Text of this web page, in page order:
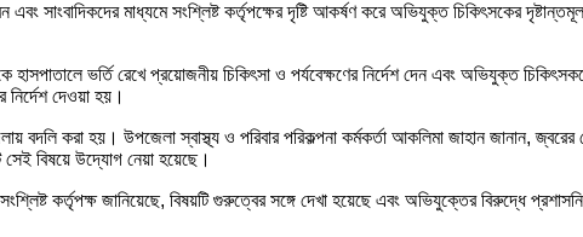
সাংবাদিকদের মাধ্যমে সংশ্লিষ্ট কর্তৃপক্ষের দৃষ্টি আকর্ষণ করে অভিযুক্ত চিকিৎসকের
হাসপাতালে ভর্তি রেখে প্রয়োজনীয় চিকিৎসা ও পর্যবেক্ষণের নির্দেশ দেন এবং অভিযুক্ত
নির্দেশ দেওয়া হয়।
বদলি করা হয়। উপজেলা স্বাস্থ্য ও পরিবার পরিকল্পনা কর্মকর্তা আকলিমা জাহান জানান,
বিষয়ে উদ্যোগ নেয়া হয়েছে।
কর্তৃপক্ষ জানিয়েছে, বিষয়টি গুরুত্বের সঙ্গে দেখা হয়েছে এবং অভিযুক্তের বিরুদ্ধে